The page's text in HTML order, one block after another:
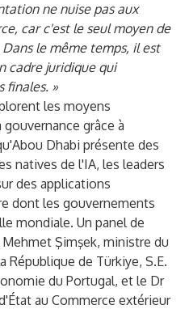
ne nuise pas aux
car c'est le seul moyen de
le même temps, il est
cadre juridique qui
finales. »
les moyens
grâce à
Dhabi présente des
natives de l'IA, les leaders
des applications
dont les gouvernements
mondiale. Un panel de
Şimşek, ministre du
République de Türkiye, S.E.
du Portugal, et le Dr
au Commerce extérieur